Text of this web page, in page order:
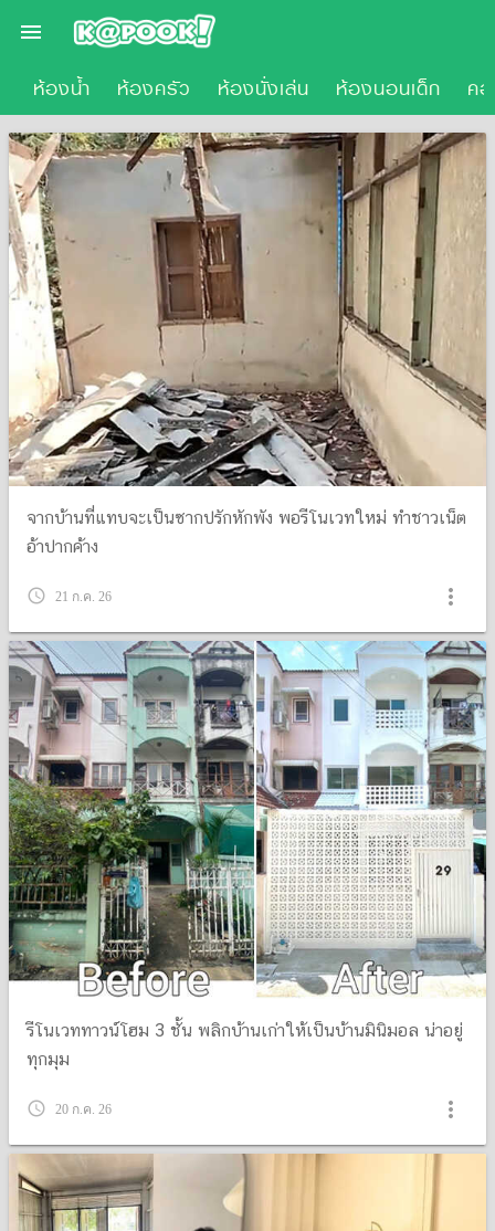

ห้องน้ำ ห้องครัว ห้องนั่งเล่น ห้องนอนเด็ก ค
จากบ้านที่แทบจะเป็นซากปรักหักพัง พอรีโนเวทใหม่ ทำชาวเน็ต
อ้าปากค้าง
query_builder 21 ก.ค. 26 more_vert
รีโนเวททาวน์โฮม 3 ชั้น พลิกบ้านเก่าให้เป็นบ้านมินิมอล น่าอยู่
ทุกมุม
query_builder 20 ก.ค. 26 more_vert